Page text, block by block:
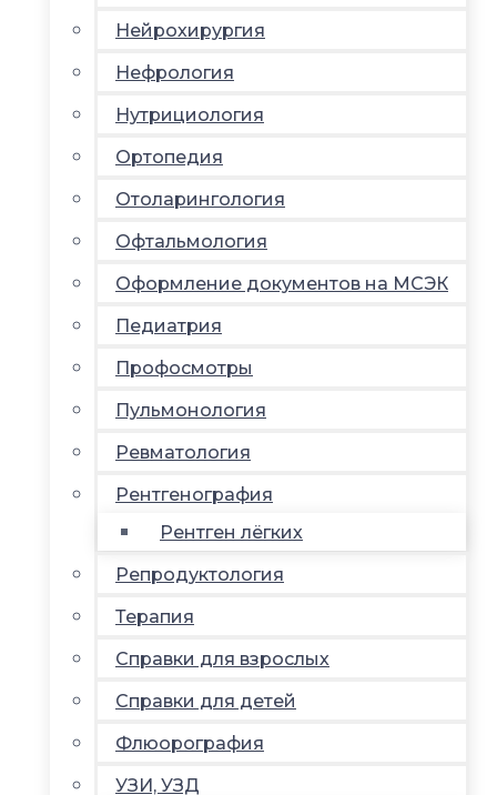
Нейрохирургия
Нефрология
Нутрициология
Ортопедия
Отоларингология
Офтальмология
Оформление документов на МСЭК
Педиатрия
Профосмотры
Пульмонология
Ревматология
Рентгенография
Рентген лёгких
Репродуктология
Терапия
Справки для взрослых
Справки для детей
Флюорография
УЗИ, УЗД